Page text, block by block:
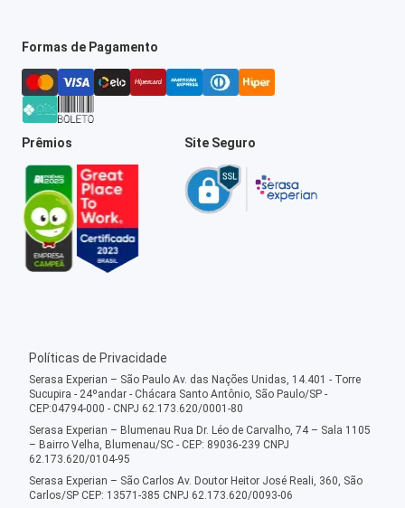
Formas de Pagamento
Prêmios Site Seguro
Políticas de Privacidade
Serasa Experian – São Paulo Av. das Nações Unidas, 14.401 - Torre
Sucupira - 24ºandar - Chácara Santo Antônio, São Paulo/SP -
CEP:04794-000 - CNPJ 62.173.620/0001-80
Serasa Experian – Blumenau Rua Dr. Léo de Carvalho, 74 – Sala 1105
– Bairro Velha, Blumenau/SC - CEP: 89036-239 CNPJ
62.173.620/0104-95
Serasa Experian – São Carlos Av. Doutor Heitor José Reali, 360, São
Carlos/SP CEP: 13571-385 CNPJ 62.173.620/0093-06